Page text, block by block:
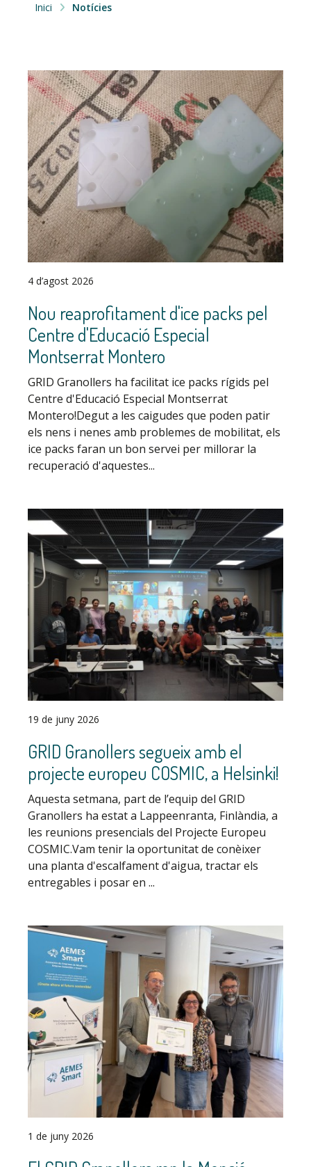
Inici Notícies
4 d’agost 2026
Nou reaprofitament d'ice packs pel
Centre d'Educació Especial
Montserrat Montero
GRID Granollers ha facilitat ice packs rígids pel
Centre d'Educació Especial Montserrat
Montero!Degut a les caigudes que poden patir
els nens i nenes amb problemes de mobilitat, els
ice packs faran un bon servei per millorar la
recuperació d'aquestes...
19 de juny 2026
GRID Granollers segueix amb el
projecte europeu COSMIC, a Helsinki!
Aquesta setmana, part de l’equip del GRID
Granollers ha estat a Lappeenranta, Finlàndia, a
les reunions presencials del Projecte Europeu
COSMIC.Vam tenir la oportunitat de conèixer
una planta d'escalfament d'aigua, tractar els
entregables i posar en ...
1 de juny 2026